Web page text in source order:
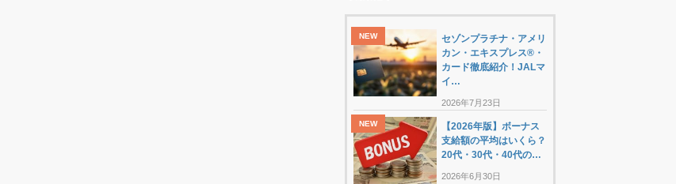
セゾンプラチナ・アメリ
カン・エキスプレス®・
カード徹底紹介！JALマ
イ…
2026年7月23日
【2026年版】ボーナス
支給額の平均はいくら？
20代・30代・40代の…
2026年6月30日